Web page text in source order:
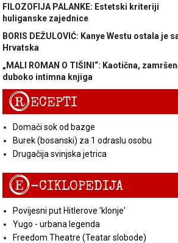
FILOZOFIJA PALANKE: Estetski kriteriji
huliganske zajednice
BORIS DEŽULOVIĆ: Kanye Westu ostala je
Hrvatska
„MALI ROMAN O TIŠINI“: Kaotična,
duboko intimna knjiga
RECEPTI
Domaći sok od bazge
Burek (bosanski) za 1 odraslu osobu
Drugačija svinjska jetrica
E-CIKLOPEDIJA
Povijesni put Hitlerove 'klonje'
Yugo - urbana legenda
Freedom Theatre (Teatar slobode)